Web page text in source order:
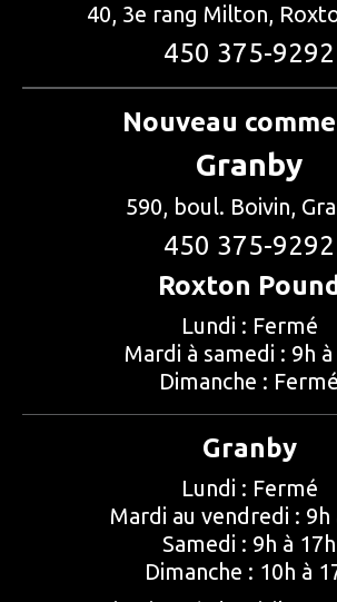
40, 3e rang Milton,
450 375-9292
Nouveau
Granby
590, boul. Boivin,
450 375-9292
Roxton
Lundi : Fermé
Mardi à samedi : 9h
Dimanche : Fermé
Granby
Lundi : Fermé
Mardi au vendredi : 9h
Samedi : 9h à 17h
Dimanche : 10h à